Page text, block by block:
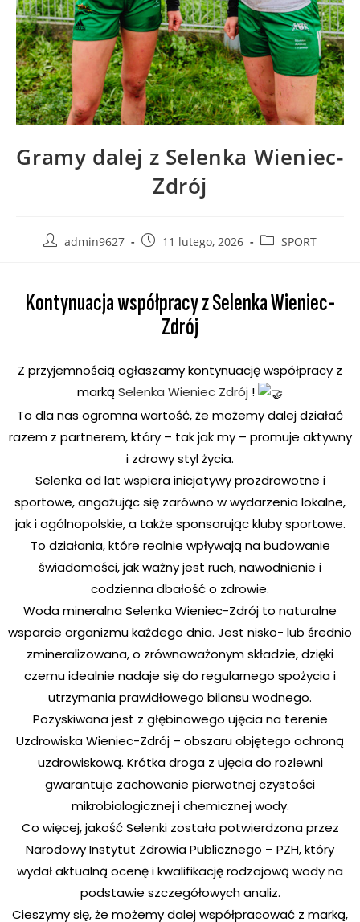
Gramy dalej z Selenka Wieniec-
Zdrój
admin9627 11 lutego, 2026 SPORT
Kontynuacja współpracy z Selenka Wieniec-
Zdrój
Z przyjemnością ogłaszamy kontynuację współpracy z
marką Selenka Wieniec Zdrój !
To dla nas ogromna wartość, że możemy dalej działać
razem z partnerem, który – tak jak my – promuje aktywny
i zdrowy styl życia.
Selenka od lat wspiera inicjatywy prozdrowotne i
sportowe, angażując się zarówno w wydarzenia lokalne,
jak i ogólnopolskie, a także sponsorując kluby sportowe.
To działania, które realnie wpływają na budowanie
świadomości, jak ważny jest ruch, nawodnienie i
codzienna dbałość o zdrowie.
Woda mineralna Selenka Wieniec-Zdrój to naturalne
wsparcie organizmu każdego dnia. Jest nisko- lub średnio
zmineralizowana, o zrównoważonym składzie, dzięki
czemu idealnie nadaje się do regularnego spożycia i
utrzymania prawidłowego bilansu wodnego.
Pozyskiwana jest z głębinowego ujęcia na terenie
Uzdrowiska Wieniec-Zdrój – obszaru objętego ochroną
uzdrowiskową. Krótka droga z ujęcia do rozlewni
gwarantuje zachowanie pierwotnej czystości
mikrobiologicznej i chemicznej wody.
Co więcej, jakość Selenki została potwierdzona przez
Narodowy Instytut Zdrowia Publicznego – PZH, który
wydał aktualną ocenę i kwalifikację rodzajową wody na
podstawie szczegółowych analiz.
Cieszymy się, że możemy dalej współpracować z marką,